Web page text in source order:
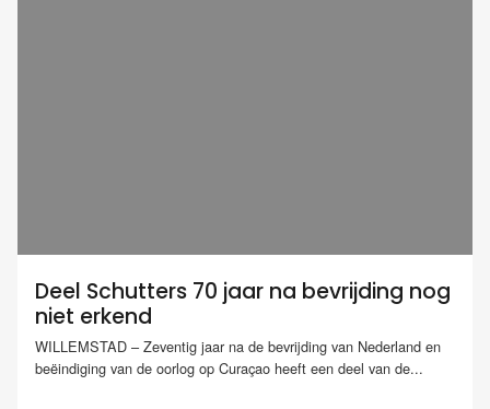
Deel Schutters 70 jaar na bevrijding nog
niet erkend
WILLEMSTAD – Zeventig jaar na de bevrijding van Nederland en
beëindiging van de oorlog op Curaçao heeft een deel van de...